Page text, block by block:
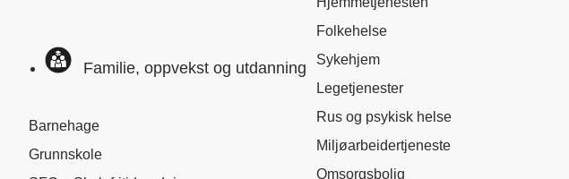
Familie, oppvekst og utdanning
Barnehage
Grunnskole
Folkehelse
Sykehjem
Legetjenester
Rus og psykisk helse
Miljøarbeidertjeneste
Omsorgsbolig